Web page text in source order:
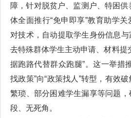
障，针对脱贫户、监测户、特困
体全面推行“免申即享”教育助学
对技术，自动提取学生身份信息
去特殊群体学生主动申请、材料提
据跑路代替群众跑腿”。这一举措
找政策”向“政策找人”转型，有效
繁琐、部分困难学生漏享等问题
段、无死角。